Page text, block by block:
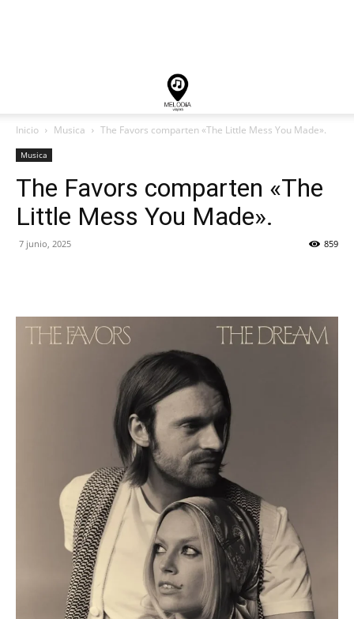
Inicio Musica The Favors comparten «The Little Mess You Made».
Musica
The Favors comparten «The
Little Mess You Made».
7 junio, 2025 859